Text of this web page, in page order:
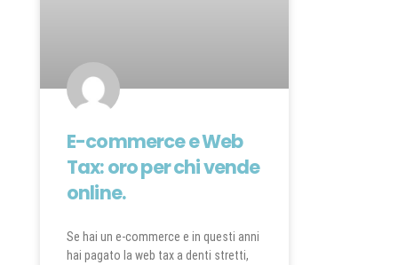
E-commerce e Web
Tax: oro per chi vende
online.
Se hai un e-commerce e in questi anni
hai pagato la web tax a denti stretti,